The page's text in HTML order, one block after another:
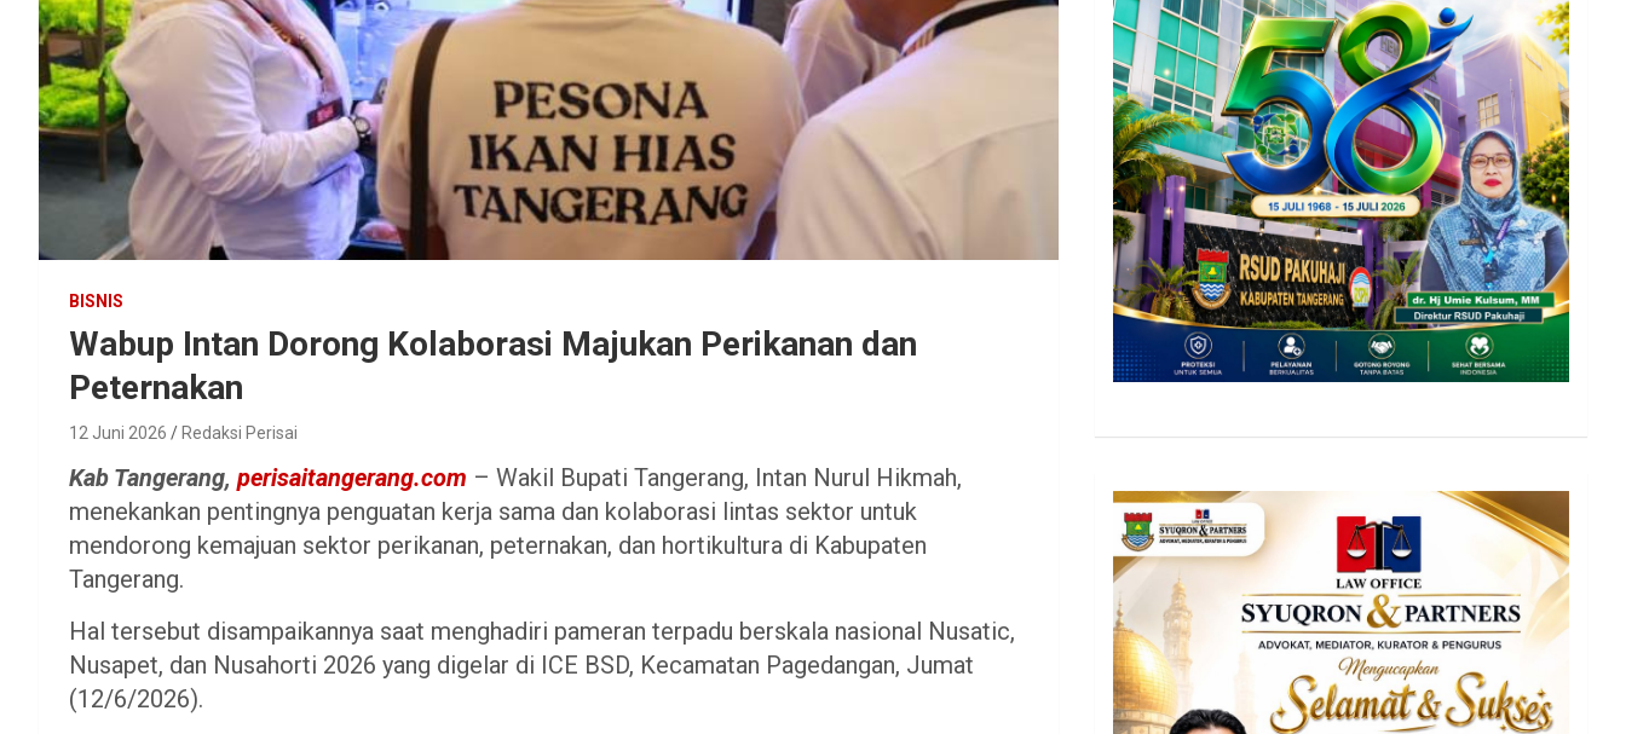
BISNIS
Wabup Intan Dorong Kolaborasi Majukan Perikanan dan
Peternakan
12 Juni 2026 Redaksi Perisai
Kab Tangerang, perisaitangerang.com – Wakil Bupati Tangerang, Intan Nurul Hikmah,
menekankan pentingnya penguatan kerja sama dan kolaborasi lintas sektor untuk
mendorong kemajuan sektor perikanan, peternakan, dan hortikultura di Kabupaten
Tangerang.
Hal tersebut disampaikannya saat menghadiri pameran terpadu berskala nasional Nusatic,
Nusapet, dan Nusahorti 2026 yang digelar di ICE BSD, Kecamatan Pagedangan, Jumat
(12/6/2026).